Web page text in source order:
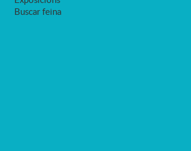
Buscar feina